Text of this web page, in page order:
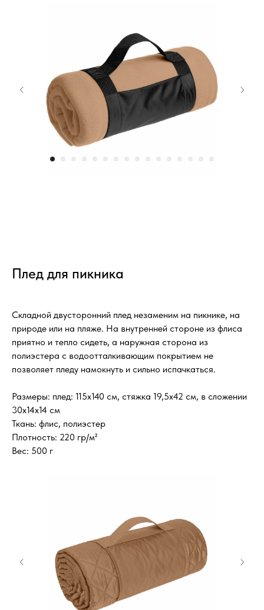
Плед для пикника
Складной двусторонний плед незаменим на пикнике, на
природе или на пляже. На внутренней стороне из флиса
приятно и тепло сидеть, а наружная сторона из
полиэстера с водоотталкивающим покрытием не
позволяет пледу намокнуть и сильно испачкаться.
Размеры: плед: 115х140 см, стяжка 19,5х42 см, в сложении
30х14х14 см
Ткань: флис, полиэстер
Плотность: 220 гр/м²
Вес: 500 г